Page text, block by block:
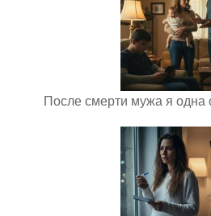
После смерти мужа я одна